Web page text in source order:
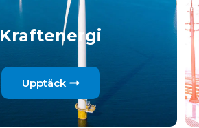
Kraftenergi
Upptäck